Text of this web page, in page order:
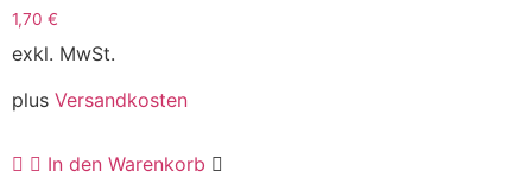
1,70 €
exkl. MwSt.
plus Versandkosten
In den Warenkorb